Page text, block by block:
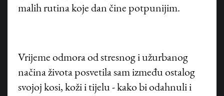
malih rutina koje dan čine potpunijim.
Vrijeme odmora od stresnog i užurbanog
načina života posvetila sam između ostalog
svojoj kosi, koži i tijelu - kako bi odahnuli i